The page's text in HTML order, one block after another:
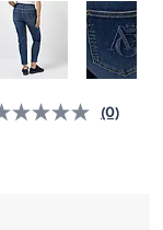
Bisher
(0)